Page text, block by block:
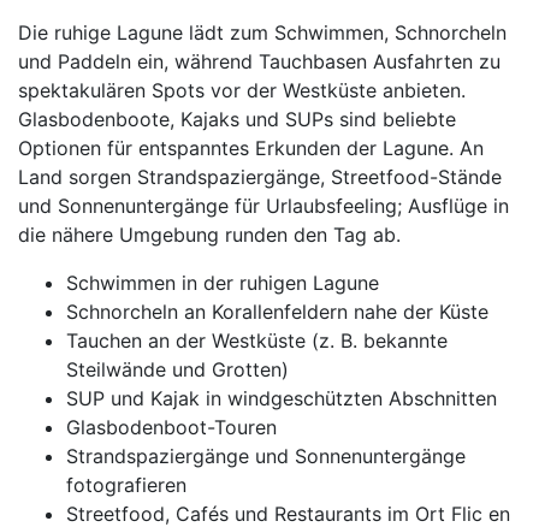
Die ruhige Lagune lädt zum Schwimmen, Schnorcheln
und Paddeln ein, während Tauchbasen Ausfahrten zu
spektakulären Spots vor der Westküste anbieten.
Glasbodenboote, Kajaks und SUPs sind beliebte
Optionen für entspanntes Erkunden der Lagune. An
Land sorgen Strandspaziergänge, Streetfood-Stände
und Sonnenuntergänge für Urlaubsfeeling; Ausflüge in
die nähere Umgebung runden den Tag ab.
Schwimmen in der ruhigen Lagune
Schnorcheln an Korallenfeldern nahe der Küste
Tauchen an der Westküste (z. B. bekannte
Steilwände und Grotten)
SUP und Kajak in windgeschützten Abschnitten
Glasbodenboot-Touren
Strandspaziergänge und Sonnenuntergänge
fotografieren
Streetfood, Cafés und Restaurants im Ort Flic en